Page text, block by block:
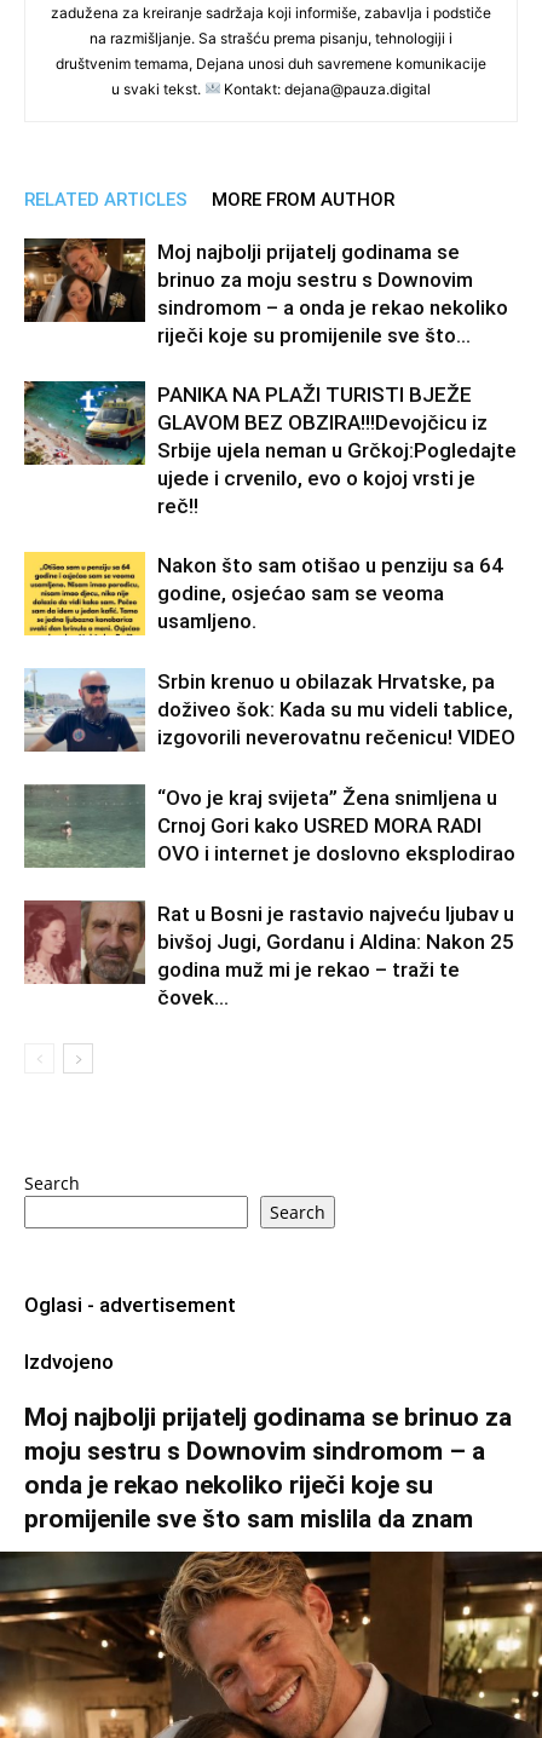
zadužena za kreiranje sadržaja koji informiše, zabavlja i podstiče
na razmišljanje. Sa strašću prema pisanju, tehnologiji i
društvenim temama, Dejana unosi duh savremene komunikacije
u svaki tekst.
Kontakt: dejana@pauza.digital
RELATED ARTICLES MORE FROM AUTHOR
Moj najbolji prijatelj godinama se
brinuo za moju sestru s Downovim
sindromom – a onda je rekao nekoliko
riječi koje su promijenile sve što...
PANIKA NA PLAŽI TURISTI BJEŽE
GLAVOM BEZ OBZIRA!!!Devojčicu iz
Srbije ujela neman u Grčkoj:Pogledajte
ujede i crvenilo, evo o kojoj vrsti je
reč!!
Nakon što sam otišao u penziju sa 64
godine, osjećao sam se veoma
usamljeno.
Srbin krenuo u obilazak Hrvatske, pa
doživeo šok: Kada su mu videli tablice,
izgovorili neverovatnu rečenicu! VIDEO
“Ovo je kraj svijeta” Žena snimljena u
Crnoj Gori kako USRED MORA RADI
OVO i internet je doslovno eksplodirao
Rat u Bosni je rastavio najveću ljubav u
bivšoj Jugi, Gordanu i Aldina: Nakon 25
godina muž mi je rekao – traži te
čovek...
Search
Search
Oglasi - advertisement
Izdvojeno
Moj najbolji prijatelj godinama se brinuo za
moju sestru s Downovim sindromom – a
onda je rekao nekoliko riječi koje su
promijenile sve što sam mislila da znam